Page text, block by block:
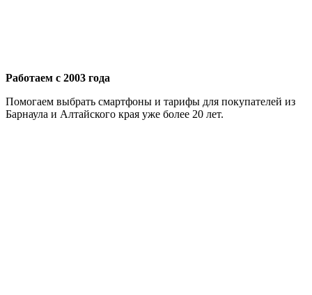
Работаем с 2003 года
Помогаем выбрать смартфоны и тарифы для покупателей из
Барнаула и Алтайского края уже более 20 лет.